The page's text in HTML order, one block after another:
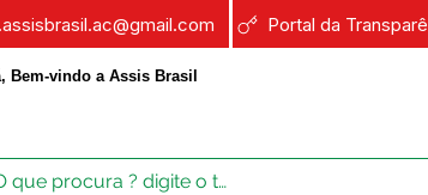
Portal da
Bem-vindo a Assis Brasil